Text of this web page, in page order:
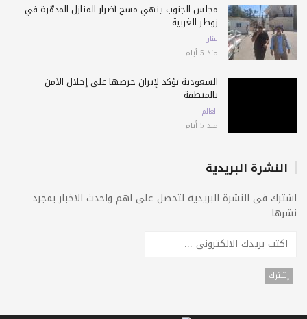
مجلس الجنوب ينهي مسح أضرار المنازل المدمّرة في
زوطر الغربية
لبنان
منذ 5 أيام
السعودية تؤكد لإيران حرصها على إحلال الأمن
بالمنطقة
العالم
منذ 5 أيام
النشرة البريدية
اشترك فى النشرة البريدية لتحصل على اهم واحدث الاخبار بمجرد
نشرها